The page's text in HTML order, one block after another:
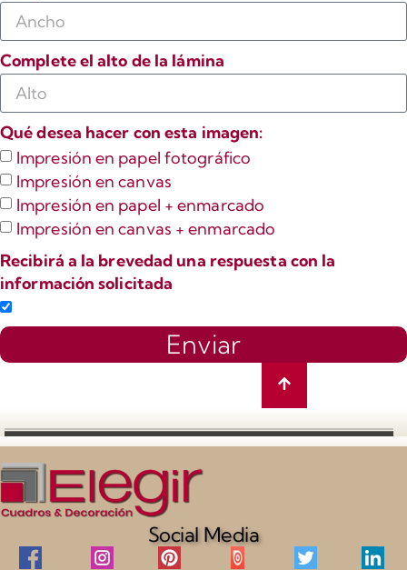
Complete el alto de la lámina
Qué desea hacer con esta imagen:
Impresión en papel fotográfico
Impresión en canvas
Impresión en papel + enmarcado
Impresión en canvas + enmarcado
Recibirá a la brevedad una respuesta con la
información solicitada
Enviar
Social Media